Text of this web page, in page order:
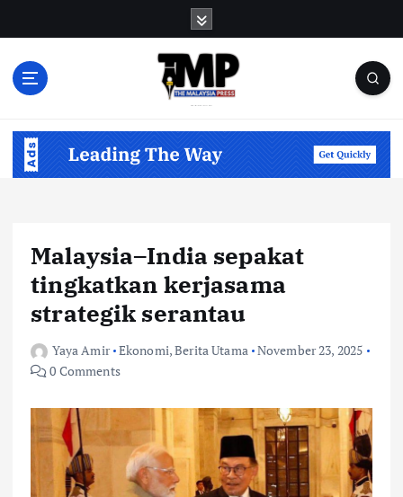
Malaysia–India sepakat
tingkatkan kerjasama
strategik serantau
Yaya Amir Ekonomi,Berita Utama November 23, 2025
0 Comments